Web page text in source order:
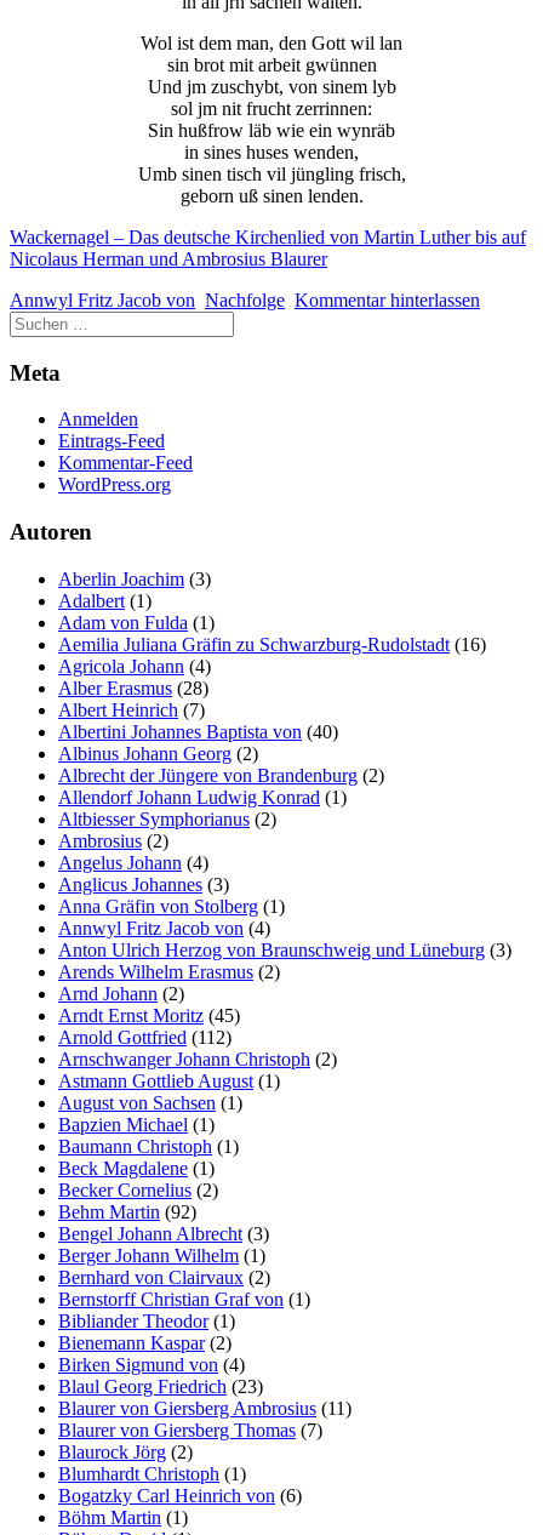
Wol ist dem man, den Gott wil lan
sin brot mit arbeit gwünnen
Und jm zuschybt, von sinem lyb
sol jm nit frucht zerrinnen:
Sin hußfrow läb wie ein wynräb
in sines huses wenden,
Umb sinen tisch vil jüngling frisch,
geborn uß sinen lenden.
Wackernagel – Das deutsche Kirchenlied von Martin Luther bis auf
Nicolaus Herman und Ambrosius Blaurer
Annwyl Fritz Jacob von Nachfolge Kommentar hinterlassen
Meta
Anmelden
Eintrags-Feed
Kommentar-Feed
WordPress.org
Autoren
Aberlin Joachim (3)
Adalbert (1)
Adam von Fulda (1)
Aemilia Juliana Gräfin zu Schwarzburg-Rudolstadt (16)
Agricola Johann (4)
Alber Erasmus (28)
Albert Heinrich (7)
Albertini Johannes Baptista von (40)
Albinus Johann Georg (2)
Albrecht der Jüngere von Brandenburg (2)
Allendorf Johann Ludwig Konrad (1)
Altbiesser Symphorianus (2)
Ambrosius (2)
Angelus Johann (4)
Anglicus Johannes (3)
Anna Gräfin von Stolberg (1)
Annwyl Fritz Jacob von (4)
Anton Ulrich Herzog von Braunschweig und Lüneburg (3)
Arends Wilhelm Erasmus (2)
Arnd Johann (2)
Arndt Ernst Moritz (45)
Arnold Gottfried (112)
Arnschwanger Johann Christoph (2)
Astmann Gottlieb August (1)
August von Sachsen (1)
Bapzien Michael (1)
Baumann Christoph (1)
Beck Magdalene (1)
Becker Cornelius (2)
Behm Martin (92)
Bengel Johann Albrecht (3)
Berger Johann Wilhelm (1)
Bernhard von Clairvaux (2)
Bernstorff Christian Graf von (1)
Bibliander Theodor(1)
Bienemann Kaspar(2)
Birken Sigmund von (4)
Blaul Georg Friedrich (23)
Blaurer von Giersberg Ambrosius (11)
Blaurer von Giersberg Thomas (7)
Blaurock Jörg (2)
Blumhardt Christoph (1)
Bogatzky Carl Heinrich von (6)
Böhm Martin (1)